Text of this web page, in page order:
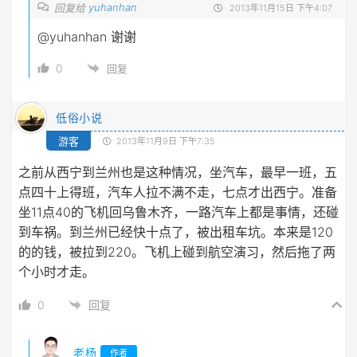
回复给 yuhanhan 2013年11月15日 下午4:07
@yuhanhan 谢谢
0 回复
低俗小说
游客 2013年11月9日 下午7:35
之前从西宁到兰州也是这种情况，坐汽车，最早一班，五
点四十上得班，汽车人拉不满不走，七点才出西宁。准备
坐11点40的飞机回乌鲁木齐，一路汽车上都是事情，还碰
到车祸。到兰州已经快十点了，被出租车坑。本来是120
的的钱，被拉到220。飞机上碰到航空演习，然后拖了两
个小时才走。
0 回复
老杨 作者